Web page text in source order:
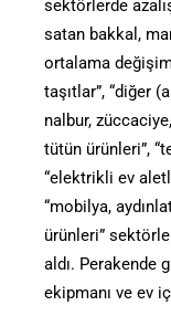
sektörlerde
satan bakkal,
ortalama
taşıtlar”, “diğer
nalbur,
tütün ürünleri”,
“elektrikli ev
“mobilya,
ürünleri”
aldı. Perakende
ekipmanı ve ev